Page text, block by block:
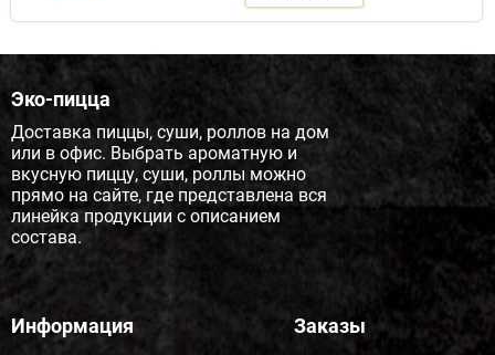
Эко-пицца
Доставка пиццы, суши, роллов на дом
или в офис. Выбрать ароматную и
вкусную пиццу, суши, роллы можно
прямо на сайте, где представлена вся
линейка продукции с описанием
состава.
Информация Заказы